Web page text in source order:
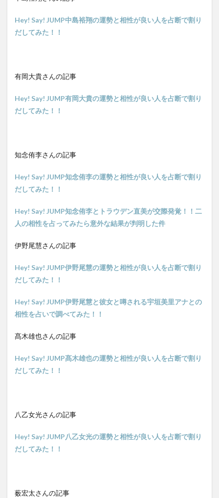
Hey! Say! JUMP中島裕翔の運勢と相性が良い人を占断で割り
だしてみた！！
有岡大貴さんの記事
Hey! Say! JUMP有岡大貴の運勢と相性が良い人を占断で割り
だしてみた！！
知念侑李さんの記事
Hey! Say! JUMP知念侑李の運勢と相性が良い人を占断で割り
だしてみた！！
Hey! Say! JUMP知念侑李とトラウデン直美が交際発覚！！二
人の相性を占ってみたら意外な結果が判明した件
伊野尾慧さんの記事
Hey! Say! JUMP伊野尾慧の運勢と相性が良い人を占断で割り
だしてみた！！
Hey! Say! JUMP伊野尾慧と彼女と噂される宇垣美里アナとの
相性を占いで調べてみた！！
髙木雄也さんの記事
Hey! Say! JUMP髙木雄也の運勢と相性が良い人を占断で割り
だしてみた！！
八乙女光さんの記事
Hey! Say! JUMP八乙女光の運勢と相性が良い人を占断で割り
だしてみた！！
薮宏太さんの記事